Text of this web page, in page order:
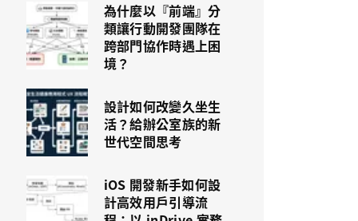
為什麼以『前端』分
類讓行動開發團隊在
跨部門協作時遇上困
境？
設計如何改變久坐生
活？給辦公室族的新
世代空間思考
iOS 開發新手如何設
計高效用戶引導流